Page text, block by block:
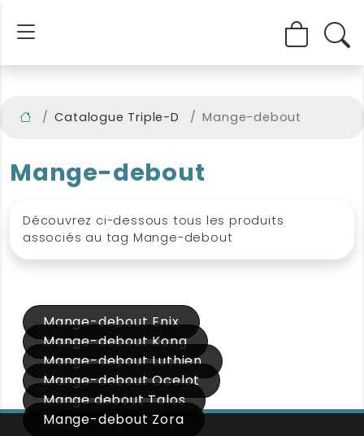
Catalogue Triple-D Mange-debout
Mange-debout
Découvrez ci-dessous tous les produits
associés au tag Mange-debout
Mange-debout Enix
Mange-debout Kong
Mange-debout Luthien
Mange-debout Ocelot
Mange debout Talos
Mange-debout Zora